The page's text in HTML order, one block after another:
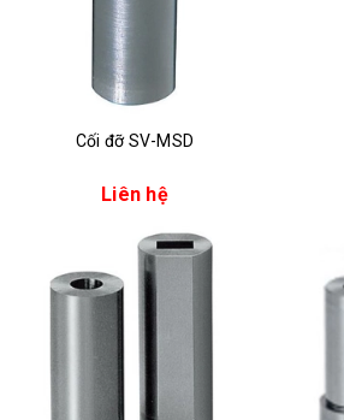
Cối đỡ SV-MSD
Liên hệ